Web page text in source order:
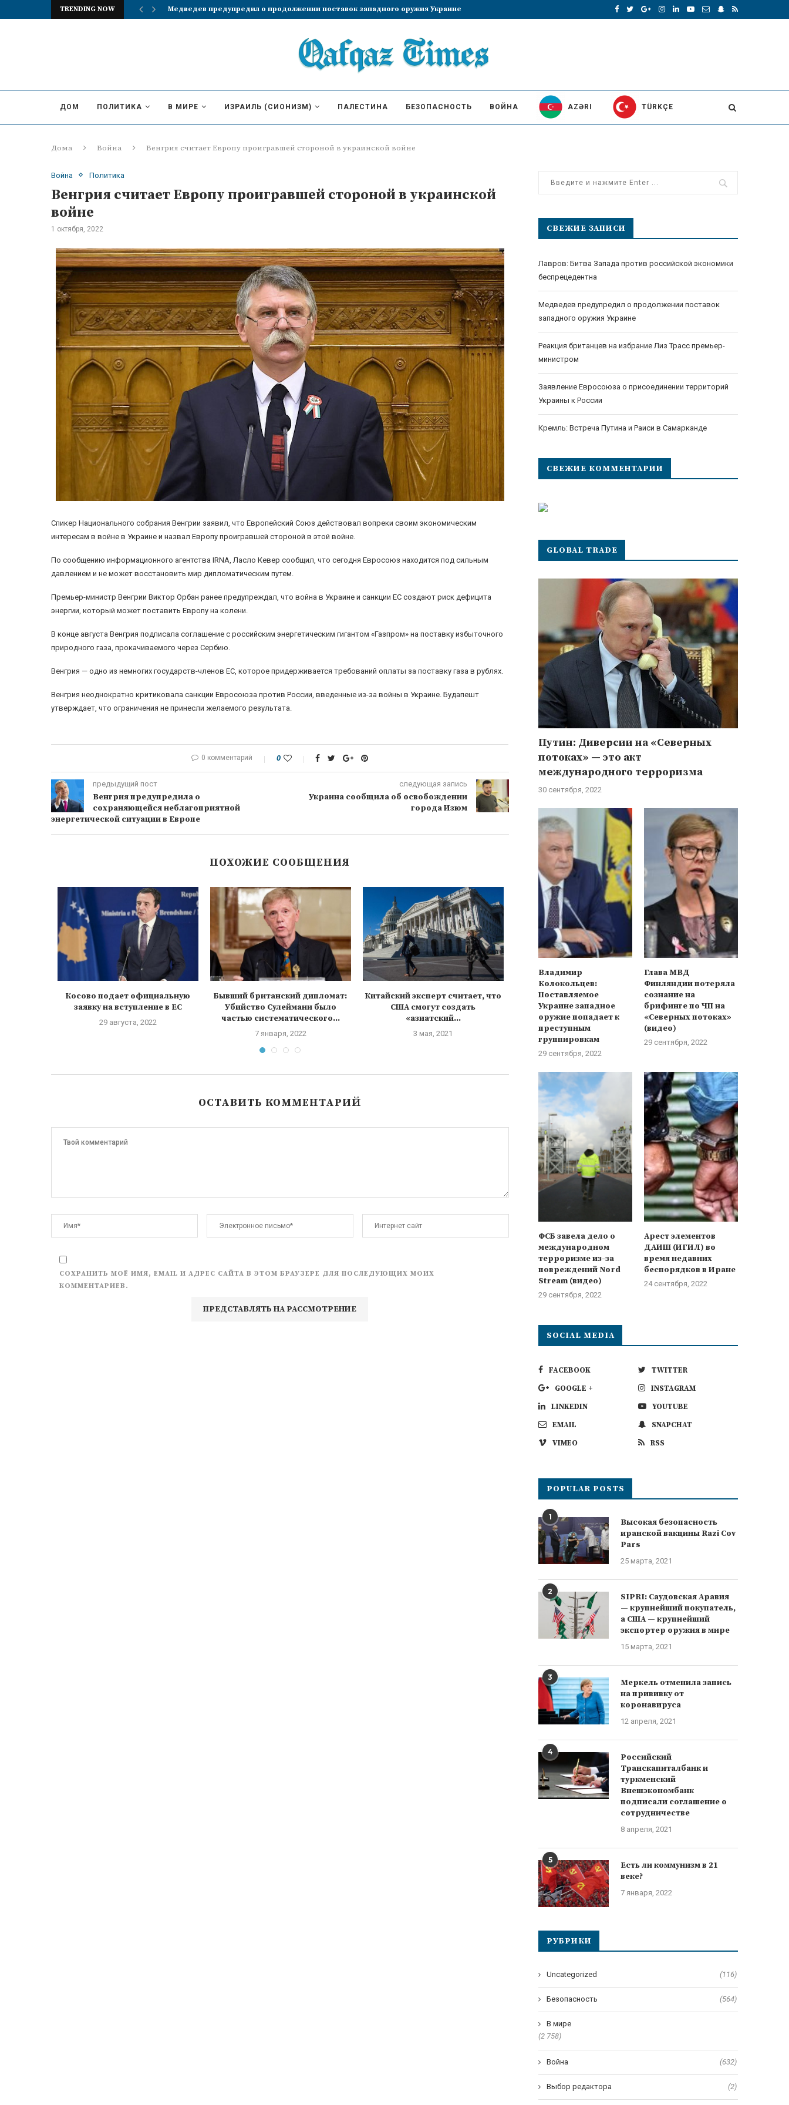
TRENDING NOW Реакция британцев на избрание Лиз Трасс премьер-министром
ДОМ ПОЛИТИКА В МИРЕ ИЗРАИЛЬ (СИОНИЗМ) ПАЛЕСТИНА БЕЗОПАСНОСТЬ ВОЙНА AZƏRI TÜRKÇE
Дома Война Венгрия считает Европу проигравшей стороной в украинской войне
Война Политика
Венгрия считает Европу проигравшей стороной в украинской
войне
1 октября, 2022
Спикер Национального собрания Венгрии заявил, что Европейский Союз действовал вопреки своим экономическим
интересам в войне в Украине и назвал Европу проигравшей стороной в этой войне.
По сообщению информационного агентства IRNA, Ласло Кевер сообщил, что сегодня Евросоюз находится под сильным
давлением и не может восстановить мир дипломатическим путем.
Премьер-министр Венгрии Виктор Орбан ранее предупреждал, что война в Украине и санкции ЕС создают риск дефицита
энергии, который может поставить Европу на колени.
В конце августа Венгрия подписала соглашение с российским энергетическим гигантом «Газпром» на поставку избыточного
природного газа, прокачиваемого через Сербию.
Венгрия — одно из немногих государств-членов ЕС, которое придерживается требований оплаты за поставку газа в рублях.
Венгрия неоднократно критиковала санкции Евросоюза против России, введенные из-за войны в Украине. Будапешт
утверждает, что ограничения не принесли желаемого результата.
0 комментарий 0
предыдущий пост
Венгрия предупредила о
сохраняющейся неблагоприятной
энергетической ситуации в Европе
следующая запись
Украина сообщила об освобождении
города Изюм
ПОХОЖИЕ СООБЩЕНИЯ
Косово подает официальную
заявку на вступление в ЕС
29 августа, 2022
Бывший британский дипломат:
Убийство Сулеймани было
частью систематического...
7 января, 2022
Китайский эксперт считает, что
США смогут создать
«азиатский...
3 мая, 2021
Итоговое заявление саммита
БРИКС
25 июня, 2022
Киссинджер: Мы не
позволить России
ОСТАВИТЬ КОММЕНТАРИЙ
СОХРАНИТЬ МОЁ ИМЯ, EMAIL И АДРЕС САЙТА В ЭТОМ БРАУЗЕРЕ ДЛЯ ПОСЛЕДУЮЩИХ МОИХ
КОММЕНТАРИЕВ.
СВЕЖИЕ ЗАПИСИ
Лавров: Битва Запада против российской экономики
беспрецедентна
Медведев предупредил о продолжении поставок
западного оружия Украине
Реакция британцев на избрание Лиз Трасс премьер-
министром
Заявление Евросоюза о присоединении территорий
Украины к России
Кремль: Встреча Путина и Раиси в Самарканде
СВЕЖИЕ КОММЕНТАРИИ
GLOBAL TRADE
Путин: Диверсии на «Северных
потоках» — это акт
международного терроризма
30 сентября, 2022
Владимир
Колокольцев:
Поставляемое
Украине западное
оружие попадает к
преступным
группировкам
29 сентября, 2022
Глава МВД
Финляндии потеряла
сознание на
брифинге по ЧП на
«Северных потоках»
(видео)
29 сентября, 2022
ФСБ завела дело о
международном
терроризме из-за
повреждений Nord
Stream (видео)
29 сентября, 2022
Арест элементов
ДАИШ (ИГИЛ) во
время недавних
беспорядков в Иране
24 сентября, 2022
SOCIAL MEDIA
FACEBOOK
TWITTER
GOOGLE +
INSTAGRAM
LINKEDIN
YOUTUBE
EMAIL
SNAPCHAT
VIMEO
RSS
POPULAR POSTS
1
Высокая безопасность
иранской вакцины Razi Cov
Pars
25 марта, 2021
2
SIPRI: Саудовская Аравия
— крупнейший покупатель,
а США — крупнейший
экспортер оружия в мире
15 марта, 2021
3
Меркель отменила запись
на прививку от
коронавируса
12 апреля, 2021
4
Российский
Транскапиталбанк и
туркменский
Внешэкономбанк
подписали соглашение о
сотрудничестве
8 апреля, 2021
5
Есть ли коммунизм в 21
веке?
7 января, 2022
РУБРИКИ
Uncategorized (116)
Безопасность (564)
В мире
(2 758)
Война (632)
Выбор редактора (2)